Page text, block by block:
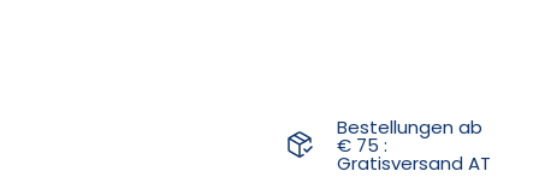
Bestellungen ab
€ 75 :
Gratisversand AT